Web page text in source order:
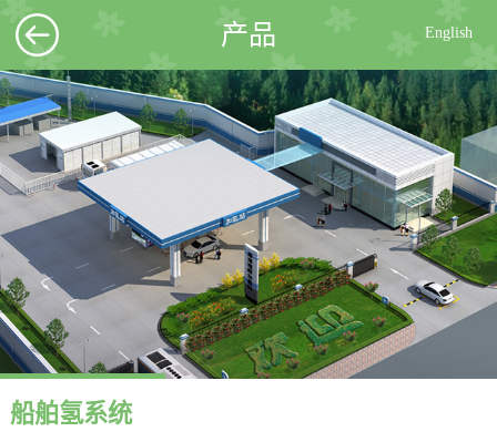
产品 English
船舶氢系统